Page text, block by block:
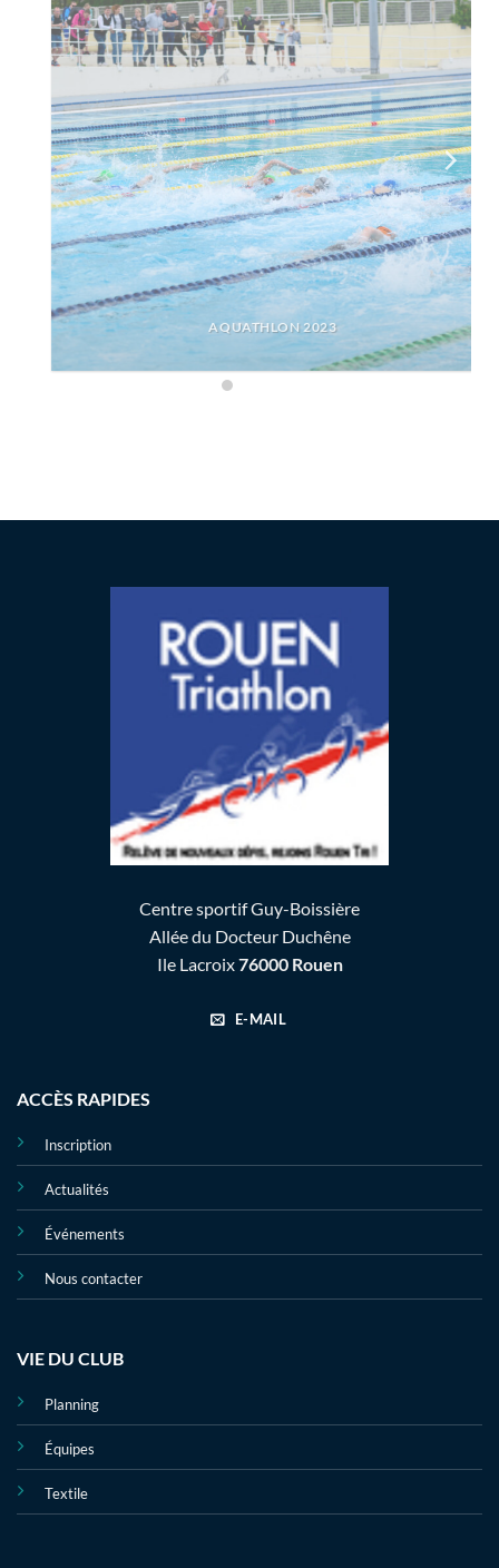
AQUATHLON 2023
Centre sportif Guy-Boissière
Allée du Docteur Duchêne
Ile Lacroix76000 Rouen
E-MAIL
ACCÈS RAPIDES
Inscription
Actualités
Événements
Nous contacter
VIE DU CLUB
Planning
Équipes
Textile